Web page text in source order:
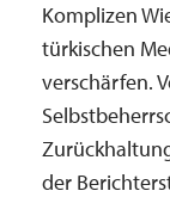
Komplizen
türkischen
verschärfen.
der